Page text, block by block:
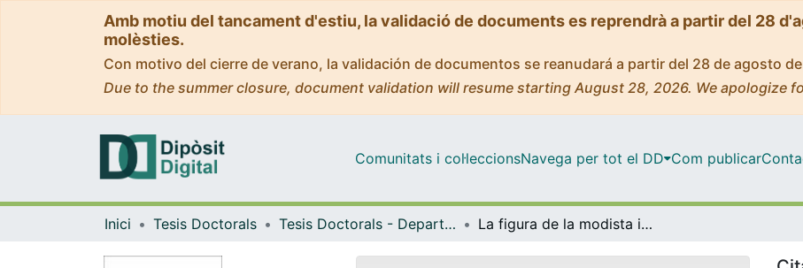
Amb motiu del tancament d'estiu, la validació de documents es reprendrà a partir del 28
molèsties.
Con motivo del cierre de verano, la validación de documentos se reanudará a partir del 28 de agosto
Due to the summer closure, document validation will resume starting August 28, 2026. We apologize
Comunitats i col·leccionsNavega per tot el DD Com publicar
Inici Tesis Doctorals Tesis Doctorals - Departament - Història de l'Art La figura de la modista i els inicis de l’alta costura a Barcelona. Trajectòria professional i producció d’indumentària femenina (1880-1915)